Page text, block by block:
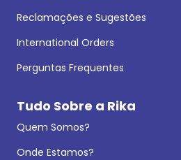
Reclamações e Sugestões
International Orders
Perguntas Frequentes
Tudo Sobre a Rika
Quem Somos?
Onde Estamos?